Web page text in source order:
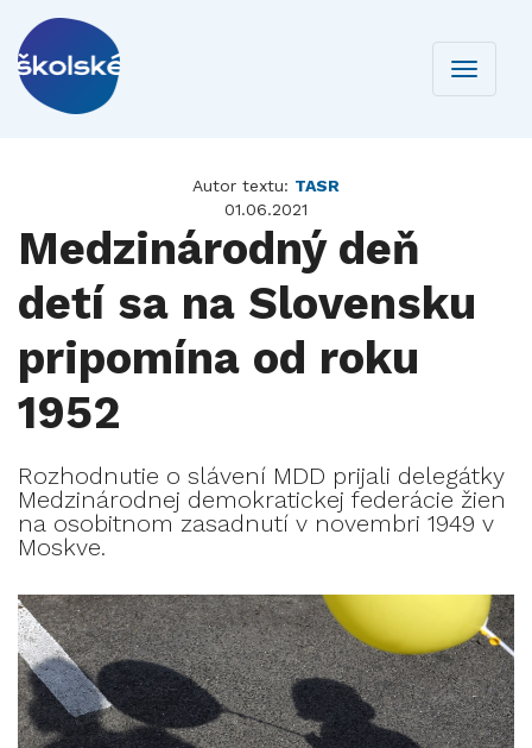
Toggle
Autor textu: TASR
01.06.2021
Medzinárodný deň
detí sa na Slovensku
pripomína od roku
1952
Rozhodnutie o slávení MDD prijali delegátky
Medzinárodnej demokratickej federácie žien
na osobitnom zasadnutí v novembri 1949 v
Moskve.